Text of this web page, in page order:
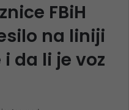
FBiH
na liniji
da li je voz